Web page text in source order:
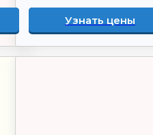
Узнать цены